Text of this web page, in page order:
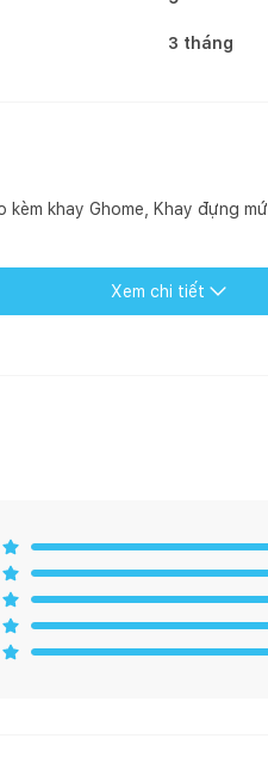
3 tháng
khay Ghome, Khay đựng
Xem chi tiết